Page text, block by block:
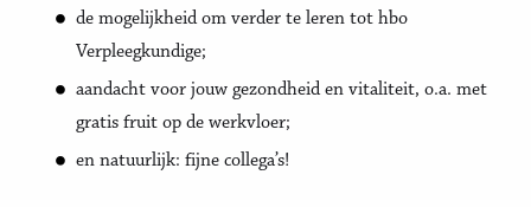
de mogelijkheid om verder te leren tot hbo
Verpleegkundige;
aandacht voor jouw gezondheid en vitaliteit, o.a. met
gratis fruit op de werkvloer;
en natuurlijk: fijne collega’s!